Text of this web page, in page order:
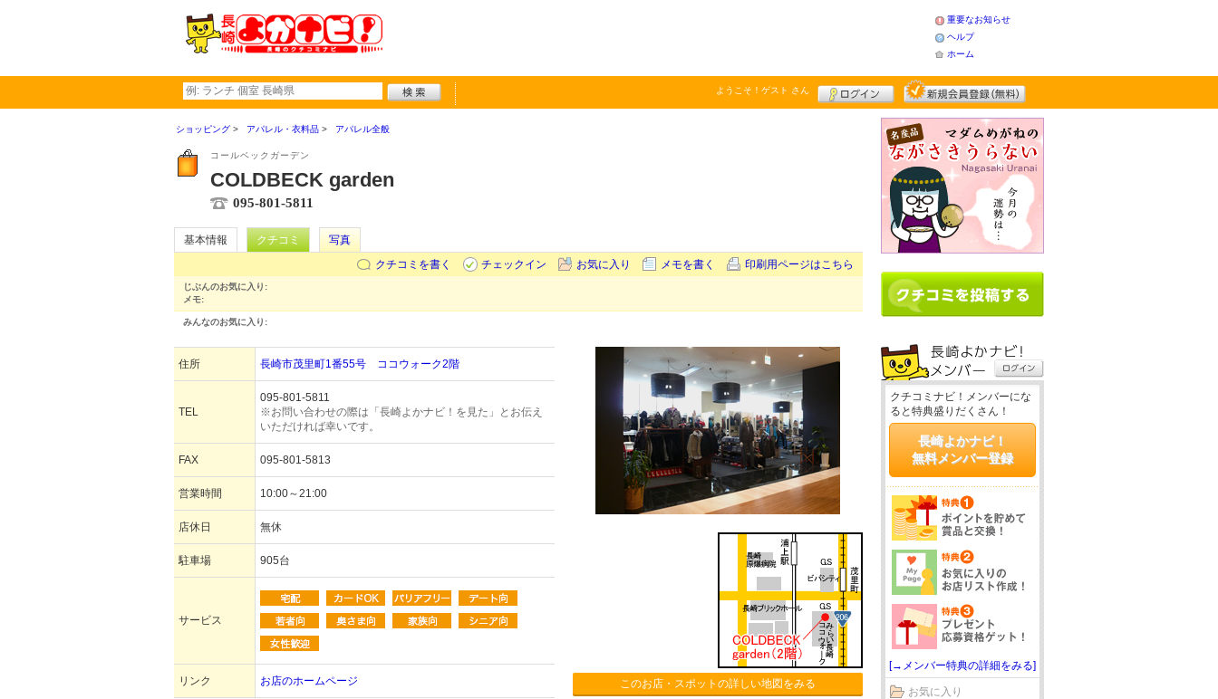
重要なお知らせ
ヘルプ
ホーム
ようこそ！ ゲスト さん
ショッピング アパレル・衣料品 アパレル全般
コールベックガーデン
COLDBECK garden
095-801-5811
基本情報 クチコミ
写真
クチコミを書く
チェックイン お気に入り メモを書く 印刷用ページはこちら
じぶんのお気に入り:
メモ:
みんなのお気に入り:
住所 長崎市茂里町1番55号 ココウォーク2階
TEL
095-801-5811
※お問い合わせの際は「長崎よかナビ！を見た」とお伝え
いただければ幸いです。
FAX 095-801-5813
営業時間 10:00～21:00
店休日 無休
駐車場 905台
サービス
リンク お店のホームページ このお店・スポットの詳しい地図をみる
クチコミナビ！メンバーにな
ると特典盛りだくさん！
長崎よかナビ！
無料メンバー登録
[→メンバー特典の詳細をみる]
お気に入り